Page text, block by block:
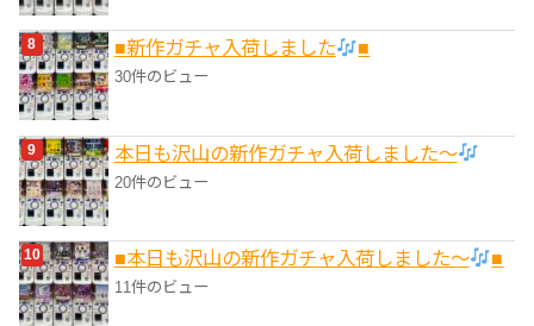
■新作ガチャ入荷しました ■
30件のビュー
本日も沢山の新作ガチャ入荷しました〜
20件のビュー
■本日も沢山の新作ガチャ入荷しました〜 ■
11件のビュー